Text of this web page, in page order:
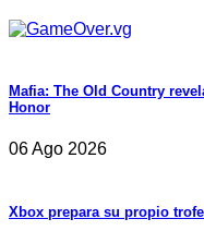
Mafia: The Old Country
Honor
06 Ago 2026
Xbox prepara su propio